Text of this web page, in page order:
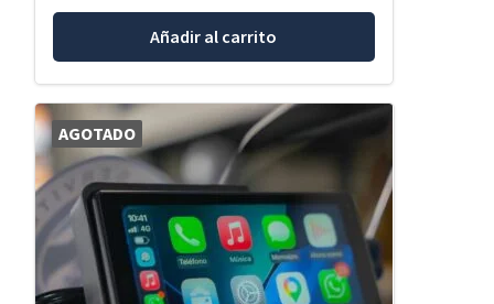
Añadir al carrito
AGOTADO